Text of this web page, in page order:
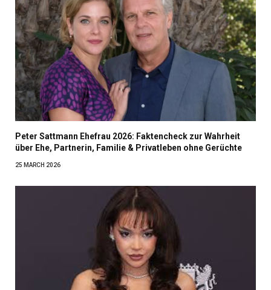
Peter Sattmann Ehefrau 2026: Faktencheck zur Wahrheit
über Ehe, Partnerin, Familie & Privatleben ohne Gerüchte
25 MARCH 2026